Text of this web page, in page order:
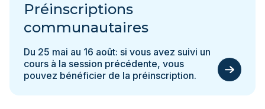
Préinscriptions
communautaires
Du 25 mai au 16 août: si vous avez suivi un
cours à la session précédente, vous
pouvez bénéficier de la préinscription.